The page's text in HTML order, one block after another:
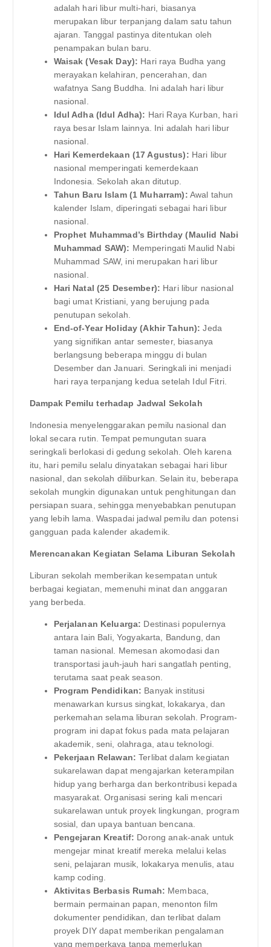
adalah hari libur multi-hari, biasanya
merupakan libur terpanjang dalam satu tahun
ajaran. Tanggal pastinya ditentukan oleh
penampakan bulan baru.
Waisak (Vesak Day): Hari raya Budha yang
merayakan kelahiran, pencerahan, dan
wafatnya Sang Buddha. Ini adalah hari libur
nasional.
Idul Adha (Idul Adha): Hari Raya Kurban, hari
raya besar Islam lainnya. Ini adalah hari libur
nasional.
Hari Kemerdekaan (17 Agustus): Hari libur
nasional memperingati kemerdekaan
Indonesia. Sekolah akan ditutup.
Tahun Baru Islam (1 Muharram): Awal tahun
kalender Islam, diperingati sebagai hari libur
nasional.
Prophet Muhammad’s Birthday (Maulid Nabi
Muhammad SAW): Memperingati Maulid Nabi
Muhammad SAW, ini merupakan hari libur
nasional.
Hari Natal (25 Desember): Hari libur nasional
bagi umat Kristiani, yang berujung pada
penutupan sekolah.
End-of-Year Holiday (Akhir Tahun): Jeda
yang signifikan antar semester, biasanya
berlangsung beberapa minggu di bulan
Desember dan Januari. Seringkali ini menjadi
hari raya terpanjang kedua setelah Idul Fitri.
Dampak Pemilu terhadap Jadwal Sekolah
Indonesia menyelenggarakan pemilu nasional dan
lokal secara rutin. Tempat pemungutan suara
seringkali berlokasi di gedung sekolah. Oleh karena
itu, hari pemilu selalu dinyatakan sebagai hari libur
nasional, dan sekolah diliburkan. Selain itu, beberapa
sekolah mungkin digunakan untuk penghitungan dan
persiapan suara, sehingga menyebabkan penutupan
yang lebih lama. Waspadai jadwal pemilu dan potensi
gangguan pada kalender akademik.
Merencanakan Kegiatan Selama Liburan Sekolah
Liburan sekolah memberikan kesempatan untuk
berbagai kegiatan, memenuhi minat dan anggaran
yang berbeda.
Perjalanan Keluarga: Destinasi populernya
antara lain Bali, Yogyakarta, Bandung, dan
taman nasional. Memesan akomodasi dan
transportasi jauh-jauh hari sangatlah penting,
terutama saat peak season.
Program Pendidikan: Banyak institusi
menawarkan kursus singkat, lokakarya, dan
perkemahan selama liburan sekolah. Program-
program ini dapat fokus pada mata pelajaran
akademik, seni, olahraga, atau teknologi.
Pekerjaan Relawan: Terlibat dalam kegiatan
sukarelawan dapat mengajarkan keterampilan
hidup yang berharga dan berkontribusi kepada
masyarakat. Organisasi sering kali mencari
sukarelawan untuk proyek lingkungan, program
sosial, dan upaya bantuan bencana.
Pengejaran Kreatif: Dorong anak-anak untuk
mengejar minat kreatif mereka melalui kelas
seni, pelajaran musik, lokakarya menulis, atau
kamp coding.
Aktivitas Berbasis Rumah: Membaca,
bermain permainan papan, menonton film
dokumenter pendidikan, dan terlibat dalam
proyek DIY dapat memberikan pengalaman
yang memperkaya tanpa memerlukan